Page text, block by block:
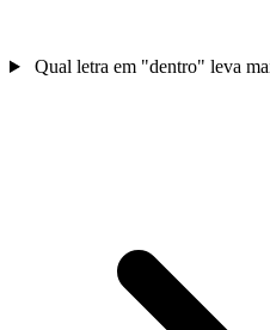
Qual letra em "dentro" leva